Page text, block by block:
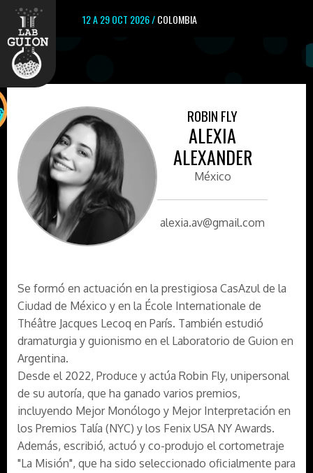
12 A 29 OCT 2026 /COLOMBIA
ROBIN FLY
ALEXIA
ALEXANDER
México
alexia.av@gmail.com
Se formó en actuación en la prestigiosa CasAzul de la
Ciudad de México y en la École Internationale de
Théâtre Jacques Lecoq en París. También estudió
dramaturgia y guionismo en el Laboratorio de Guion en
Argentina.
Desde el 2022, Produce y actúa Robin Fly, unipersonal
de su autoría, que ha ganado varios premios,
incluyendo Mejor Monólogo y Mejor Interpretación en
los Premios Talía (NYC) y los Fenix USA NY Awards.
Además, escribió, actuó y co-produjo el cortometraje
"La Misión", que ha sido seleccionado oficialmente para